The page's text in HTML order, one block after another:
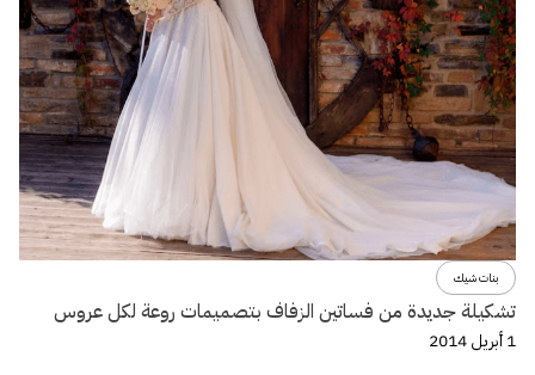
بنات شيك
تشكيلة جديدة من فساتين الزفاف بتصميمات روعة لكل عروس
1 أبريل 2014